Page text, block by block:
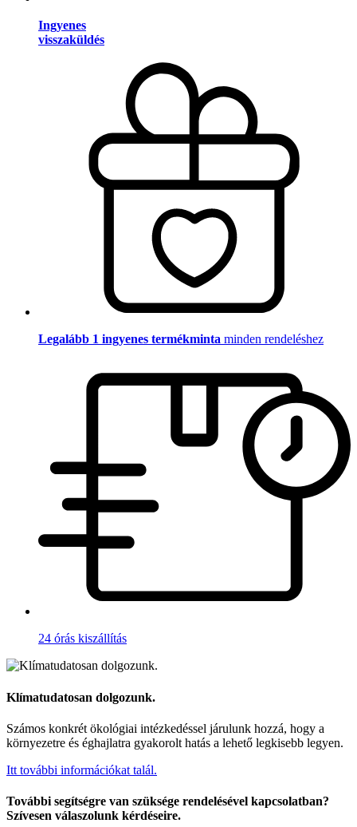
Ingyenes
visszaküldés
Legalább 1 ingyenes termékminta minden rendeléshez
24 órás kiszállítás
Klímatudatosan dolgozunk.
Számos konkrét ökológiai intézkedéssel járulunk hozzá, hogy a
környezetre és éghajlatra gyakorolt hatás a lehető legkisebb legyen.
Itt további információkat talál.
További segítségre van szüksége rendelésével kapcsolatban?
Szívesen válaszolunk kérdéseire.